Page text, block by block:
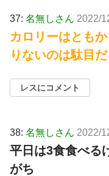
37: 名無しさん 2022/
カロリーはとも
りないのは駄目だ
レスにコメント
38: 名無しさん 2022/
平日は3食食べる
がち